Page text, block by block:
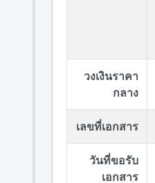
วงเงินราคา
กลาง
เลขที่เอกสาร
วันที่ขอรับ
เอกสาร